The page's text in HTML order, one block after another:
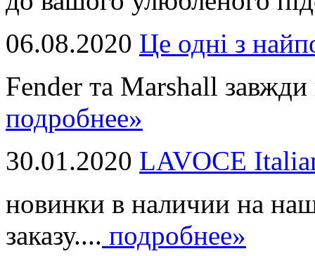
06.08.2020 Це однi з
Fender та Marshall завжди
подробнее»
30.01.2020 LAVOCE
новинки в наличии на
заказу.... подробнее»